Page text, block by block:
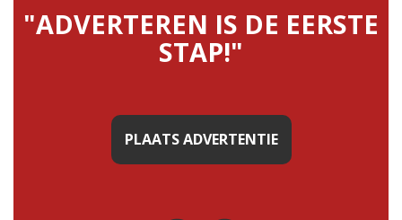
"ADVERTEREN IS DE EERSTE
STAP!"
PLAATS ADVERTENTIE